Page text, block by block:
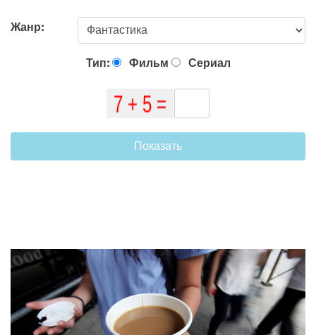
Жанр:
Тип: Фильм Сериал
Показать